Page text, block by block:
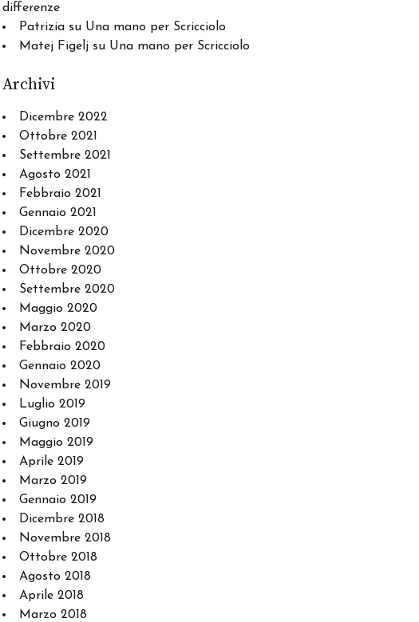
differenze
Patrizia su Una mano per Scricciolo
Matej Figelj su Una mano per Scricciolo
Archivi
Dicembre 2022
Ottobre 2021
Settembre 2021
Agosto 2021
Febbraio 2021
Gennaio 2021
Dicembre 2020
Novembre 2020
Ottobre 2020
Settembre 2020
Maggio 2020
Marzo 2020
Febbraio 2020
Gennaio 2020
Novembre 2019
Luglio 2019
Giugno 2019
Maggio 2019
Aprile 2019
Marzo 2019
Gennaio 2019
Dicembre 2018
Novembre 2018
Ottobre 2018
Agosto 2018
Aprile 2018
Marzo 2018